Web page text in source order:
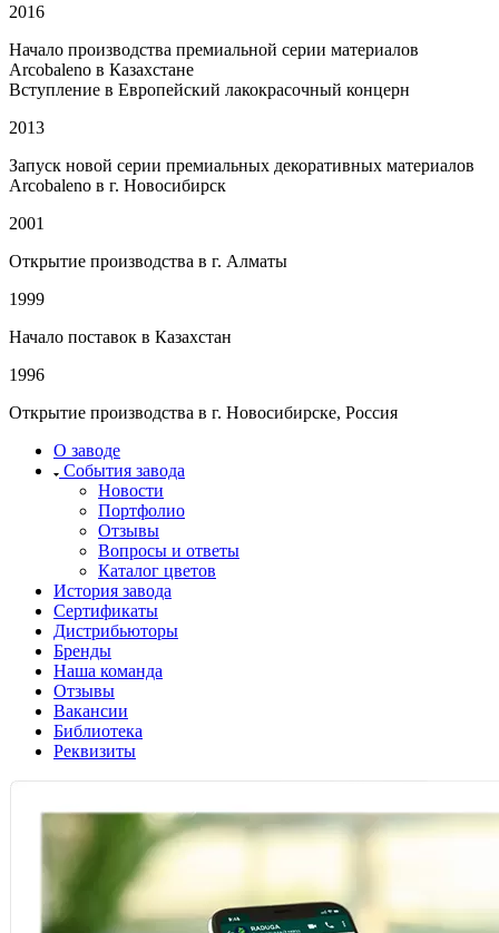
2016
Начало производства премиальной серии материалов
Arcobaleno в Казахстане
Вступление в Европейский лакокрасочный концерн
2013
Запуск новой серии премиальных декоративных материалов
Arcobaleno в г. Новосибирск
2001
Открытие производства в г. Алматы
1999
Начало поставок в Казахстан
1996
Открытие производства в г. Новосибирске, Россия
О заводе
События завода
Новости
Портфолио
Отзывы
Вопросы и ответы
Каталог цветов
История завода
Сертификаты
Дистрибьюторы
Бренды
Наша команда
Отзывы
Вакансии
Библиотека
Реквизиты